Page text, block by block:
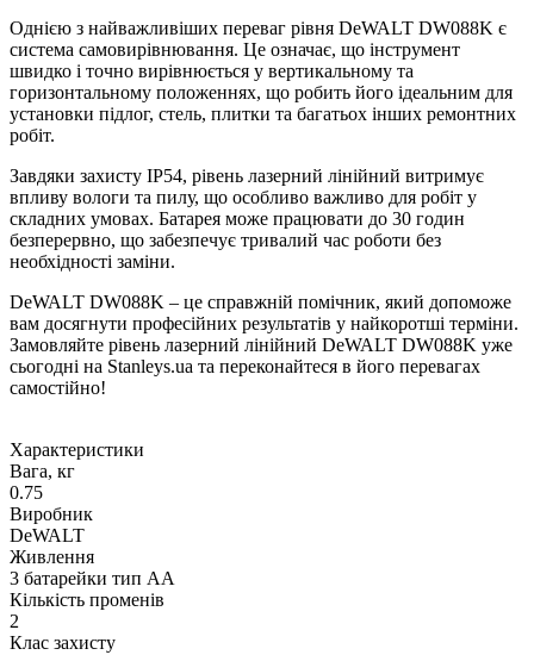
Однією з найважливіших переваг рівня DeWALT DW088K є
система самовирівнювання. Це означає, що інструмент
швидко і точно вирівнюється у вертикальному та
горизонтальному положеннях, що робить його ідеальним для
установки підлог, стель, плитки та багатьох інших ремонтних
робіт.
Завдяки захисту IP54, рівень лазерний лінійний витримує
впливу вологи та пилу, що особливо важливо для робіт у
складних умовах. Батарея може працювати до 30 годин
безперервно, що забезпечує тривалий час роботи без
необхідності заміни.
DeWALT DW088K – це справжній помічник, який допоможе
вам досягнути професійних результатів у найкоротші терміни.
Замовляйте рівень лазерний лінійний DeWALT DW088K уже
сьогодні на Stanleys.ua та переконайтеся в його перевагах
самостійно!
Характеристики
Вага, кг
0.75
Виробник
DeWALT
Живлення
3 батарейки тип АА
Кількість променів
2
Клас захисту